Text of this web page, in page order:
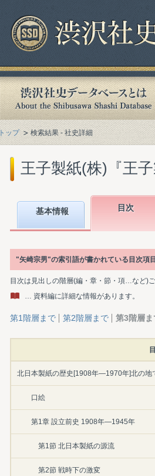
トップ 検索結果 - 社史詳細
王子製紙(株)『王
基本情報 目次
"矢崎宗男"の索引語が書かれている目次項
目次は見出しの階層(編・章・節・項…など)
… 資料編に詳細な情報があります。
第1階層まで 第2階層まで 第3階層ま
北日本製紙の歴史[1908年―1970年]北の地
口絵
第1章 設立前史 1908年―1945年
第1節 北日本製紙の源流
第2節 戦時下の激変